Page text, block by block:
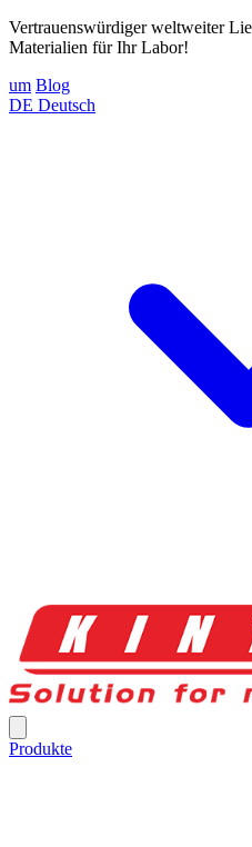
Vertrauenswürdiger weltweiter
Materialien für Ihr Labor!
um Blog
DE Deutsch
Produkte